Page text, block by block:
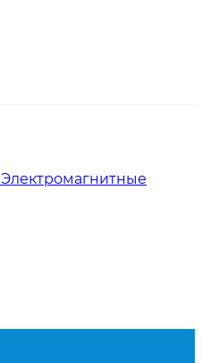
Электромагнитные